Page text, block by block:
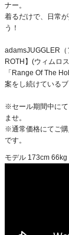
ナー。
着るだけで、日常
う！
adamsJUGGLER
ROTH】(ウィムロ
「Range Of The
案をし続けているブ
※セール期間中に
ませ。
※通常価格にてご
です。
モデル 173cm 66kg